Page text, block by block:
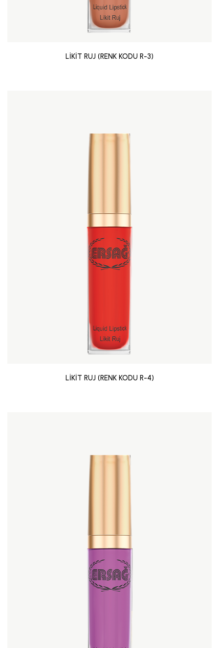
LİKİT RUJ (RENK KODU R-3)
LİKİT RUJ (RENK KODU R-4)